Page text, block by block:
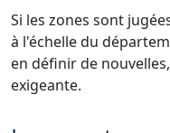
Si les zones sont
à l'échelle du
en définir de
exigeante.